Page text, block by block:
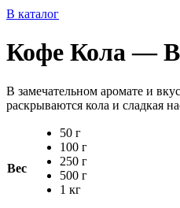
В каталог
Кофе Кола —
В замечательном аромате и
раскрываются кола и сладкая
Вес
50 г
100 г
250 г
500 г
1 кг